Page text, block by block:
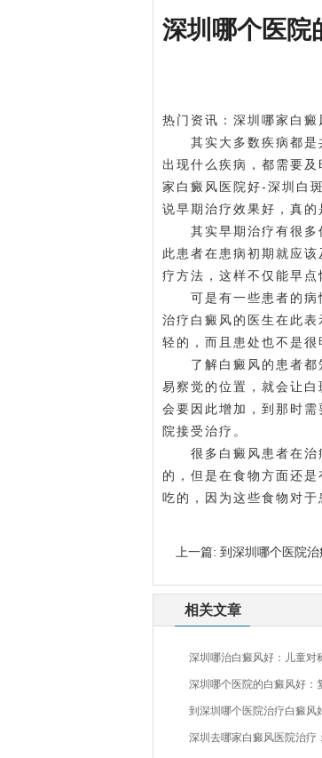
深圳哪个医院
热门资讯：深圳哪家白
其实大多数疾病都是共
出现什么疾病，都需要及
家白癜风医院好-深圳白
说早期治疗效果好，真的
其实早期治疗有很多
此患者在患病初期就应
疗方法，这样不仅能早
可是有一些患者的病情
治疗白癜风的医生在此
轻的，而且患处也不是很
了解白癜风的患者都知
易察觉的位置，就会让
会要因此增加，到那时
院接受治疗。
很多白癜风患者在治疗
的，但是在食物方面还
吃的，因为这些食物对
上一篇: 到深圳哪个医院
相关文章
深圳哪治白癜风好：儿童对
深圳哪个医院的白癜风好：
到深圳哪个医院治疗白癜风
深圳去哪家白癜风医院治疗